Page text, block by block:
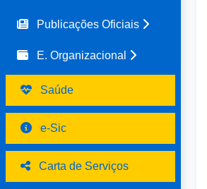
Publicações Oficiais
E. Organizacional
Saúde
e-Sic
Carta de Serviços